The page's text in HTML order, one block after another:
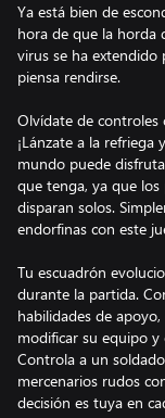
Ya está bien de
hora de que la horda
virus se ha
piensa rendirse.
Olvídate de controles
¡Lánzate a la
mundo puede
que tenga, ya que
disparan solos.
endorfinas con este
Tu escuadrón
durante la partida.
habilidades de
modificar su equipo
Controla a un
mercenarios rudos
decisión es tuya en